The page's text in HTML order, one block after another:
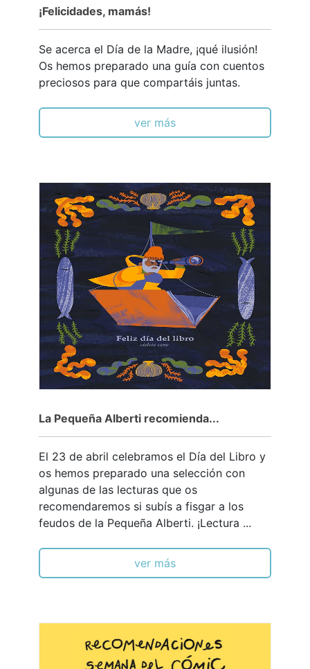
¡Felicidades, mamás!
Se acerca el Día de la Madre, ¡qué ilusión!
Os hemos preparado una guía con cuentos
preciosos para que compartáis juntas.
ver más
La Pequeña Alberti recomienda...
El 23 de abril celebramos el Día del Libro y
os hemos preparado una selección con
algunas de las lecturas que os
recomendaremos si subís a fisgar a los
feudos de la Pequeña Alberti. ¡Lectura ...
ver más